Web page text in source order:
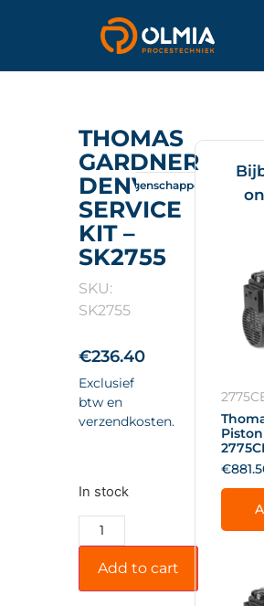
THOMAS
GARDNER
DENVER
SERVICE
KIT –
SK2755
SKU:
SK2755
€236.40
Exclusief
btw en
verzendkosten.
In stock
Add to cart
Omschrijving Eigenschappen
€